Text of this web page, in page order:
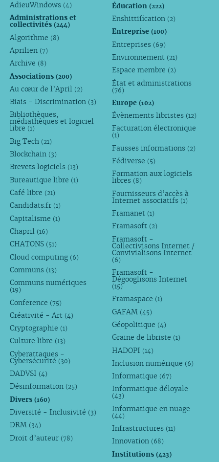
AdieuWindows (4)
Administrations et
collectivités (244)
Algorithme (8)
Aprilien (7)
Archive (8)
Associations (200)
Au cœur de l’April (2)
Biais - Discrimination (3)
Bibliothèques,
médiathèques et logiciel
libre (1)
Big Tech (21)
Blockchain (3)
Brevets logiciels (13)
Bureautique libre (1)
Café libre (21)
Candidats.fr (1)
Capitalisme (1)
Chapril (16)
CHATONS (51)
Cloud computing (6)
Communs (13)
Communs numériques
(19)
Conference (75)
Créativité - Art (4)
Cryptographie (1)
Culture libre (13)
Cyberattaques -
Cybersécurité (30)
DADVSI (4)
Désinformation (25)
Divers (160)
Diversité - Inclusivité (3)
DRM (34)
Droit d’auteur (78)
Éducation(222)
Enshittification (2)
Entreprise(100)
Entreprises (69)
Environnement (21)
Espace membre (2)
État et administrations
(76)
Europe(102)
Évènements libristes (12)
Facturation électronique
(1)
Fausses informations (2)
Fédiverse (5)
Formation aux logiciels
libres (8)
Fournisseurs d’accès à
Internet associatifs (1)
Framanet (1)
Framasoft (2)
Framasoft -
Collectivisons Internet /
Convivialisons Internet
(6)
Framasoft -
Dégooglisons Internet
(15)
Framaspace (1)
GAFAM (45)
Géopolitique (4)
Graine de libriste (1)
HADOPI (14)
Inclusion numérique (6)
Informatique (67)
Informatique déloyale
(43)
Informatique en nuage
(44)
Infrastructures (11)
Innovation (68)
Institutions(423)